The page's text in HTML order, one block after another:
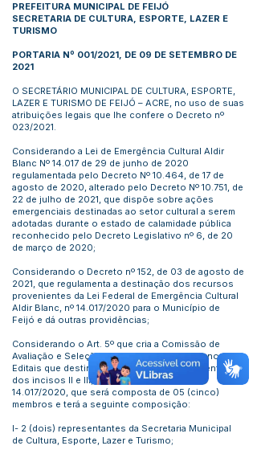
PREFEITURA MUNICIPAL DE FEIJÓ
SECRETARIA DE CULTURA, ESPORTE, LAZER E
TURISMO
PORTARIA Nº 001/2021, DE 09 DE SETEMBRO DE
2021
O SECRETÁRIO MUNICIPAL DE CULTURA, ESPORTE,
LAZER E TURISMO DE FEIJÓ – ACRE, no uso de suas
atribuições legais que lhe confere o Decreto nº
023/2021.
Considerando a Lei de Emergência Cultural Aldir
Blanc Nº 14.017 de 29 de junho de 2020
regulamentada pelo Decreto Nº 10.464, de 17 de
agosto de 2020, alterado pelo Decreto Nº 10.751, de
22 de julho de 2021, que dispõe sobre ações
emergenciais destinadas ao setor cultural a serem
adotadas durante o estado de calamidade pública
reconhecido pelo Decreto Legislativo nº 6, de 20
de março de 2020;
Considerando o Decreto nº 152, de 03 de agosto de
2021, que regulamenta a destinação dos recursos
provenientes da Lei Federal de Emergência Cultural
Aldir Blanc, nº 14.017/2020 para o Município de
Feijó e dá outras providências;
Considerando o Art. 5º que cria a Comissão de
Avaliação e Seleção dos projetos inscritos nos
Editais que destinarão os recursos provenientes
dos incisos II e III, Art. 2º da Lei Federal
14.017/2020, que será composta de 05 (cinco)
membros e terá a seguinte composição:
I- 2 (dois) representantes da Secretaria Municipal
de Cultura, Esporte, Lazer e Turismo;